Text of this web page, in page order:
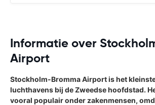
Informatie over
Airport
Stockholm-Bromma Airport is het
luchthavens bij de Zweedse hoofdstad.
vooral populair onder zakenmensen,